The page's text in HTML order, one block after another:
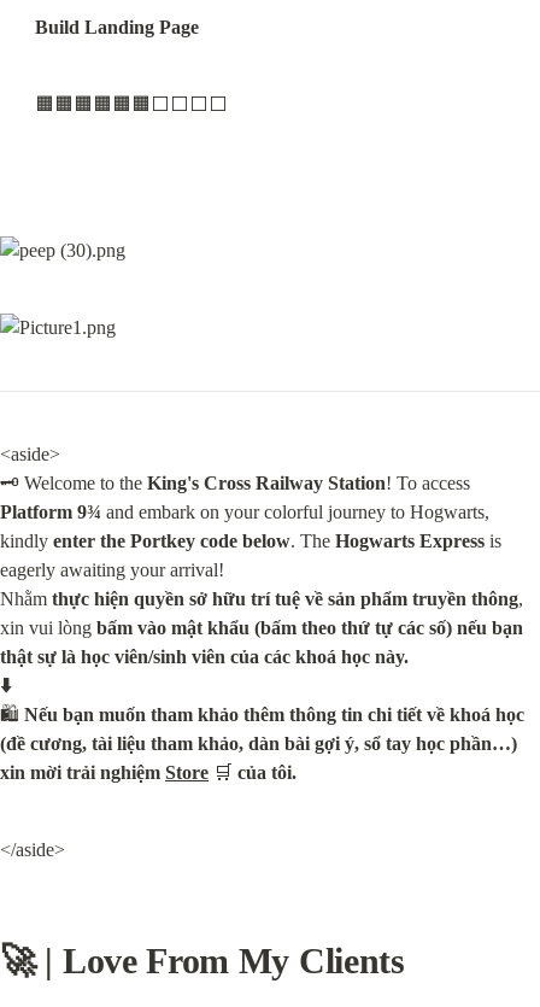
Build Landing Page
🟧🟧🟧🟧🟧🟧⬜️⬜️⬜️⬜️
<aside>
🗝️ Welcome to the King's Cross Railway Station
Platform 9¾ and embark on your colorful journey to Hogwarts,
kindly enter the Portkey code below. The Hogwarts Express is
eagerly awaiting your arrival!
Nhằm thực hiện quyền sở hữu trí tuệ về sản phẩm truyền thông,
xin vui lòng bấm vào mật khẩu (bấm theo thứ tự các số) nếu bạn
thật sự là học viên/sinh viên của các khoá học này.
⬇️
🛍️ Nếu bạn muốn tham khảo thêm thông tin chi tiết về khoá học
(đề cương, tài liệu tham khảo, dàn bài gợi ý, sổ tay học phần…)
xin mời trải nghiệm Store 🛒 của tôi.
</aside>
🚀 | Love From My Clients